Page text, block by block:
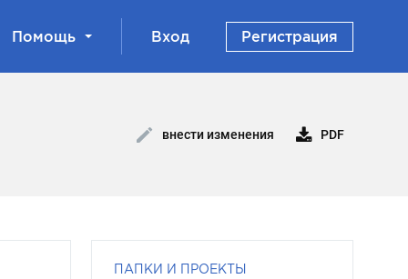
Помощь Вход Регистрация
внести изменения PDF
ПАПКИ И ПРОЕКТЫ